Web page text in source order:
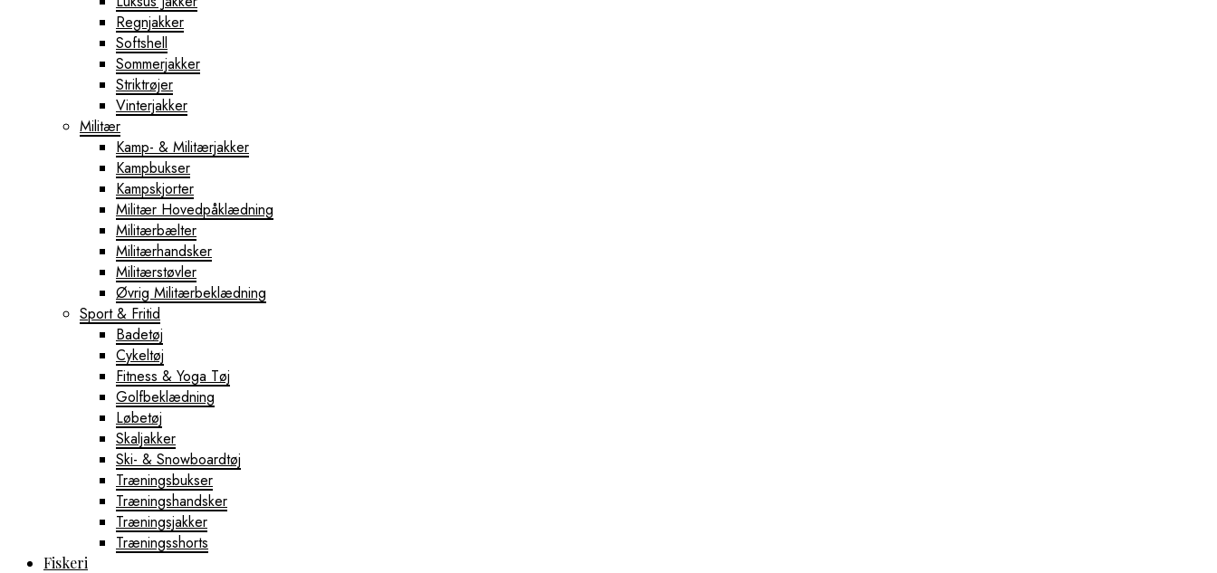
Regnjakker
Softshell
Sommerjakker
Striktrøjer
Vinterjakker
Militær
Kamp- & Militærjakker
Kampbukser
Kampskjorter
Militær Hovedpåklædning
Militærbælter
Militærhandsker
Militærstøvler
Øvrig Militærbeklædning
Sport & Fritid
Badetøj
Cykeltøj
Fitness & Yoga Tøj
Golfbeklædning
Løbetøj
Skaljakker
Ski- & Snowboardtøj
Træningsbukser
Træningshandsker
Træningsjakker
Træningsshorts
Fiskeri